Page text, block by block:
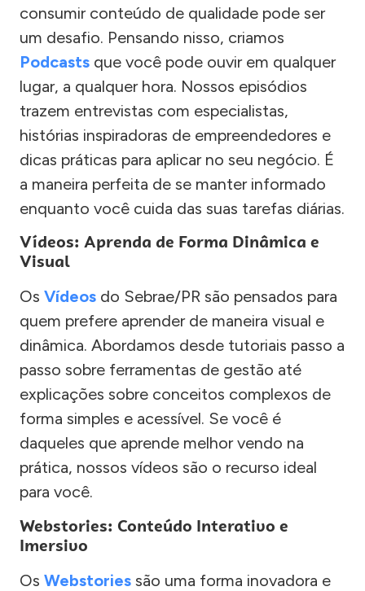
consumir conteúdo de qualidade pode ser
um desafio. Pensando nisso, criamos
Podcasts que você pode ouvir em qualquer
lugar, a qualquer hora. Nossos episódios
trazem entrevistas com especialistas,
histórias inspiradoras de empreendedores e
dicas práticas para aplicar no seu negócio. É
a maneira perfeita de se manter informado
enquanto você cuida das suas tarefas diárias.
Vídeos: Aprenda de Forma Dinâmica e
Visual
Os Vídeos do Sebrae/PR são pensados para
quem prefere aprender de maneira visual e
dinâmica. Abordamos desde tutoriais passo a
passo sobre ferramentas de gestão até
explicações sobre conceitos complexos de
forma simples e acessível. Se você é
daqueles que aprende melhor vendo na
prática, nossos vídeos são o recurso ideal
para você.
Webstories: Conteúdo Interativo e
Imersivo
Os Webstories são uma forma inovadora e